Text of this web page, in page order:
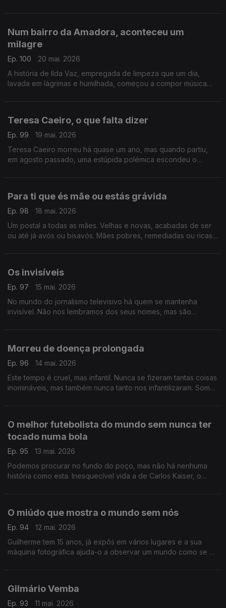
Num bairro da Amadora, aconteceu um
milagre
Ep. 100
20 mai. 2026
A história de Ilda Vaz, empregada de limpeza que um dia,
lavada em lágrimas e humilhada, começou a compor música
Teresa Caeiro, o que falta dizer
Ep. 99
19 mai. 2026
Teresa Caeiro morreu há quase um ano, mas quando partiu,
em agosto passado, uma estúpida polémica escondeu o
Para ti que és mãe ou estás grávida
Ep. 98
18 mai. 2026
Um postal a todas as mães. Velhas e novas, acabadas de ser
ou até já avós ou bisavós. Mães pobres, remediadas ou ricas.
Os invisíveis
Ep. 97
15 mai. 2026
No mundo do jornalismo televisivo há quem se mantenha
invisível. Não nos lembramos dos seus nomes, mas são
Morreu de doença prolongada
Ep. 96
14 mai. 2026
Este tempo é cruel, mas infantil. Nunca se fizeram tantas coisas
inomináveis, mas também nunca tanto nos infantilizaram. Somos
O melhor futebolista do mundo sem nunca ter
tocado numa bola
Ep. 95
13 mai. 2026
Podemos procurar no fundo do poço, mas não há nenhuma
história como esta. Inesquecível vida a de Carlos Kaiser, o
O miúdo que mostra o mundo sem nós
Ep. 94
12 mai. 2026
Guilherme tem 15 anos, já expôs em vários lugares e a sua
máquina fotográfica ajuda-o a observar um mundo como se o
Gilmário Vemba
Ep. 93
11 mai. 2026